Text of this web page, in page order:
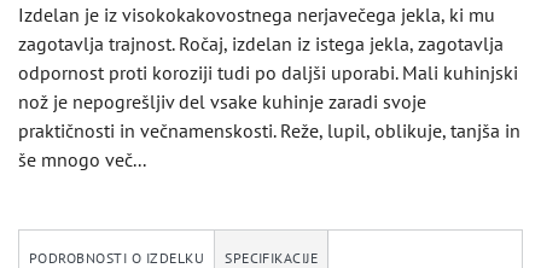
Izdelan je iz visokokakovostnega nerjavečega jekla, ki mu
zagotavlja trajnost. Ročaj, izdelan iz istega jekla, zagotavlja
odpornost proti koroziji tudi po daljši uporabi. Mali kuhinjski
nož je nepogrešljiv del vsake kuhinje zaradi svoje
praktičnosti in večnamenskosti. Reže, lupil, oblikuje, tanjša in
še mnogo več...
PODROBNOSTI O IZDELKU SPECIFIKACIJE